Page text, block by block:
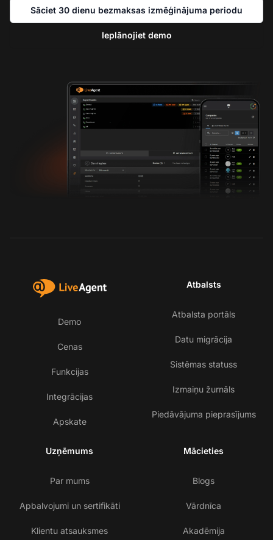
Sāciet 30 dienu bezmaksas izmēģinājuma periodu
Ieplānojiet demo
Demo
Cenas
Funkcijas
Integrācijas
Apskate
Atbalsts
Atbalsta portāls
Datu migrācija
Sistēmas statuss
Izmaiņu žurnāls
Piedāvājuma pieprasījums
Uzņēmums
Par mums
Apbalvojumi un sertifikāti
Klientu atsauksmes
Mācieties
Blogs
Vārdnīca
Akadēmija